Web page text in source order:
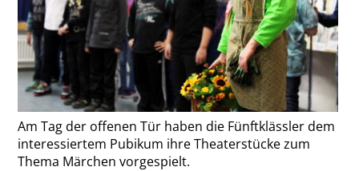
Am Tag der offenen Tür haben die Fünftklässler dem
interessiertem Pubikum ihre Theaterstücke zum
Thema Märchen vorgespielt.